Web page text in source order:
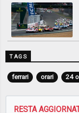
TAGS
ferrari orari 24
RESTA